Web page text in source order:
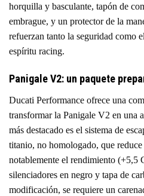
horquilla y basculante, tapón de
embrague, y un protector de la
refuerzan tanto la seguridad como
espíritu racing.
Panigale V2: un paquete
Ducati Performance ofrece una
transformar la Panigale V2 en una
más destacado es el sistema de
titanio, no homologado, que
notablemente el rendimiento
silenciadores en negro y tapa de
modificación, se requiere un